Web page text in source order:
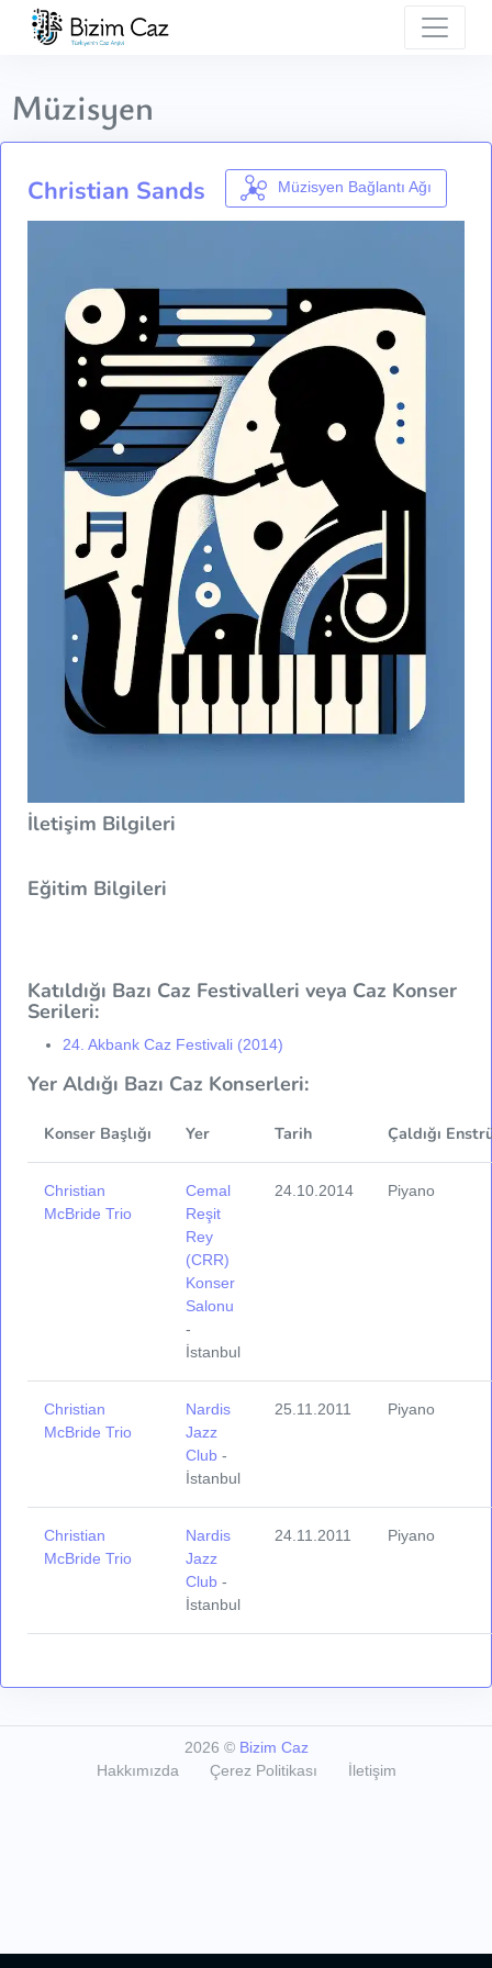
Müzisyen
Christian Sands Müzisyen Bağlantı Ağı
İletişim Bilgileri
Eğitim Bilgileri
Katıldığı Bazı Caz Festivalleri veya Caz Konser
Serileri:
24. Akbank Caz Festivali (2014)
Yer Aldığı Bazı Caz Konserleri:
Konser Başlığı Yer Tarih Çaldığı
Christian
McBride Trio
Cemal
Reşit
Rey
(CRR)
Konser
Salonu
-
İstanbul
24.10.2014 Piyano
Christian
McBride Trio
Nardis
Jazz
Club -
İstanbul
25.11.2011 Piyano
Christian
McBride Trio
Nardis
Jazz
Club -
İstanbul
24.11.2011 Piyano
2026 © Bizim Caz
Hakkımızda
Çerez Politikası İletişim